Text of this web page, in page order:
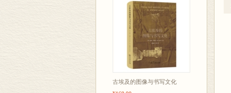
古埃及的图像与书写文化